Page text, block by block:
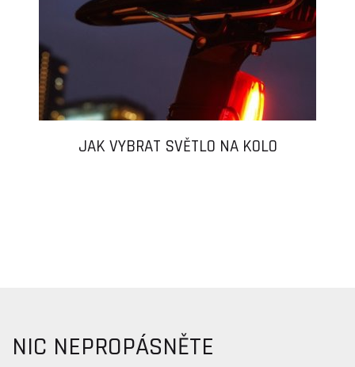
JAK VYBRAT SVĚTLO NA KOLO
NIC NEPROPÁSNĚTE